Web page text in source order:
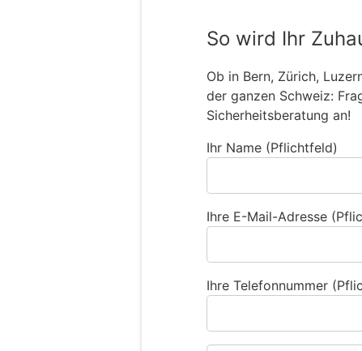
So wird Ihr
Ob in Bern, Zürich,
der ganzen Schweiz:
Sicherheitsberatung an!
Ihr Name (Pflichtfeld)
Ihre E-Mail-Adresse
Ihre Telefonnummer